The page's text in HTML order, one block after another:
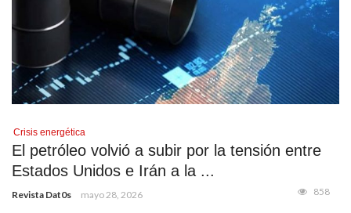
Crisis energética
El petróleo volvió a subir por la tensión entre
Estados Unidos e Irán a la ...
Revista Dat0s mayo 28, 2026 858